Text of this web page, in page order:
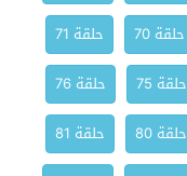
حلقة 70
حلقة 71
حلقة 75
حلقة 76
حلقة 80
حلقة 81